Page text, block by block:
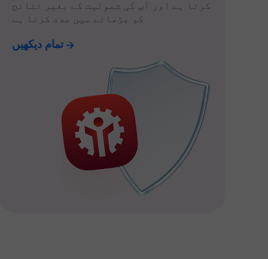
کرتا ہے اور آپ کی شمولیت کے بغیر نتائج
کو بڑھانے میں مدد کرتا ہے
تمام دیکھیں